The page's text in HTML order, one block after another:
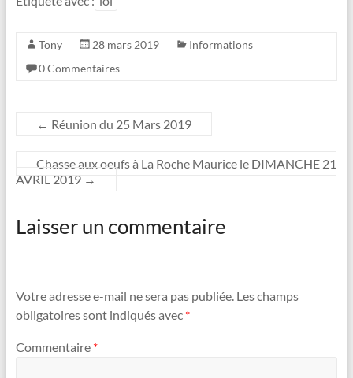
Tony 28 mars 2019
Informations
0 Commentaires
← Réunion du 25 Mars 2019
Chasse aux oeufs à La Roche Maurice le DIMANCHE 21
AVRIL 2019 →
Laisser un commentaire
Votre adresse e-mail ne sera pas publiée. Les champs
obligatoires sont indiqués avec *
Commentaire *